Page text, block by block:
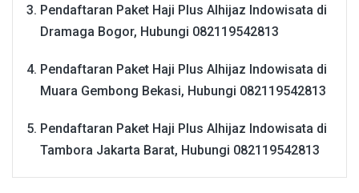
Pendaftaran Paket Haji Plus Alhijaz Indowisata di
Dramaga Bogor, Hubungi 082119542813
Pendaftaran Paket Haji Plus Alhijaz Indowisata di
Muara Gembong Bekasi, Hubungi 082119542813
Pendaftaran Paket Haji Plus Alhijaz Indowisata di
Tambora Jakarta Barat, Hubungi 082119542813